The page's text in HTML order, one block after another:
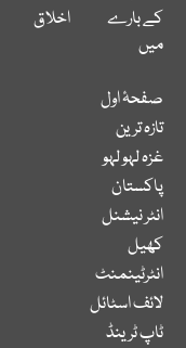
کے بارے
میں
اخلاق
صفحۂ اول
تازہ ترین
غزہ لہو لہو
پاکستان
انٹر نیشنل
کھیل
انٹرٹینمنٹ
لائف اسٹائل
ٹاپ ٹرینڈ